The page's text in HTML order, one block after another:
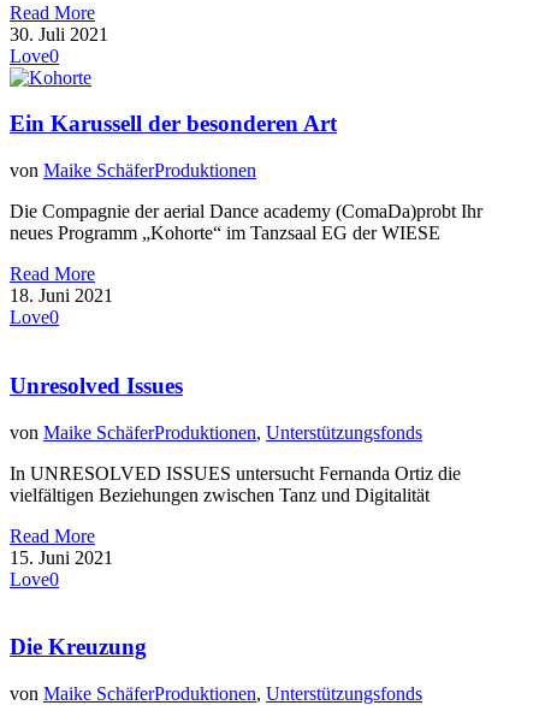
Read More
30. Juli 2021
Love0
Ein Karussell der besonderen Art
von Maike SchäferProduktionen
Die Compagnie der aerial Dance academy (ComaDa)probt Ihr
neues Programm „Kohorte“ im Tanzsaal EG der WIESE
Read More
18. Juni 2021
Love0
Unresolved Issues
von Maike SchäferProduktionen, Unterstützungsfonds
In UNRESOLVED ISSUES untersucht Fernanda Ortiz die
vielfältigen Beziehungen zwischen Tanz und Digitalität
Read More
15. Juni 2021
Love0
Die Kreuzung
von Maike SchäferProduktionen, Unterstützungsfonds